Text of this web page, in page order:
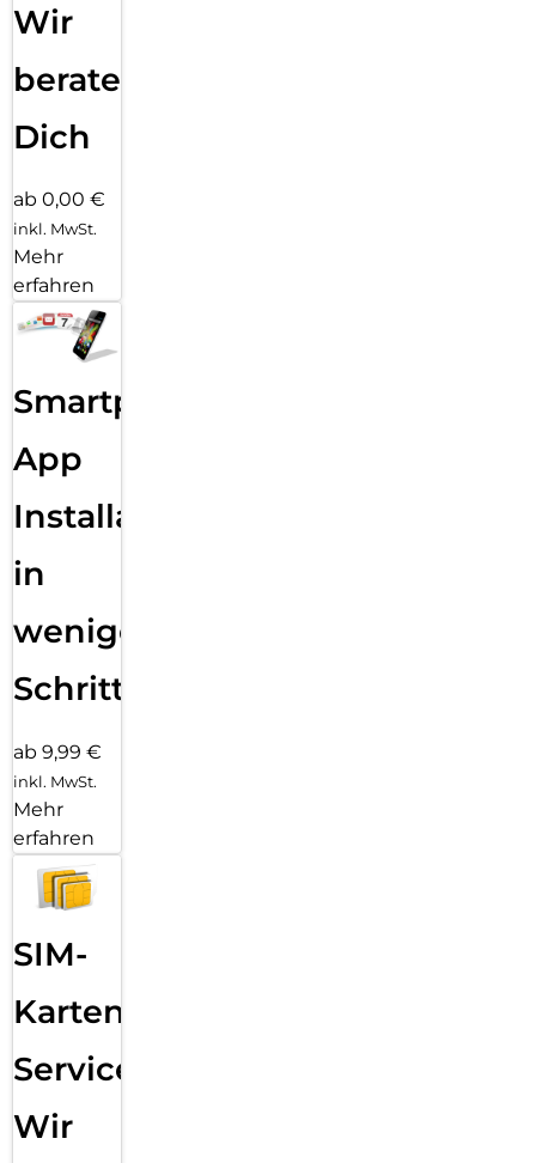
Wir
beraten
Dich
ab 0,00 €
inkl. MwSt.
Mehr
erfahren
Smartphone
App
Installation
in
wenigen
Schritten
ab 9,99 €
inkl. MwSt.
Mehr
erfahren
SIM-
Karten
Service:
Wir